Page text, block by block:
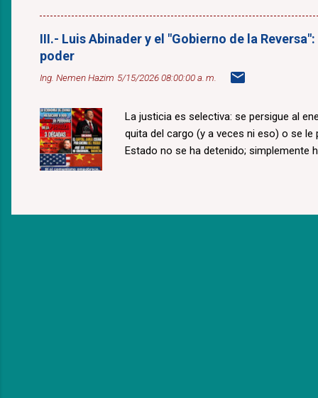
III.- Luis Abinader y el "Gobierno de la
poder
Ing. Nemen Hazim 5/15/2026 08:00:00 a. m.
La justicia es selectiva: se persigue al
quita del cargo (y a veces ni eso) o se
Estado no se ha detenido; simplemente